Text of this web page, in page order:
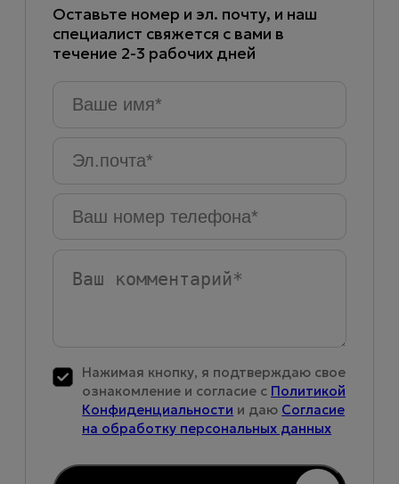
Оставьте номер и эл. почту, и наш
специалист свяжется с вами в
течение 2-3 рабочих дней
имя*
номер
комментарий
Нажимая кнопку, я подтверждаю свое
ознакомление и согласие с Политикой
Конфиденциальности и даю Согласие
на обработку персональных данных